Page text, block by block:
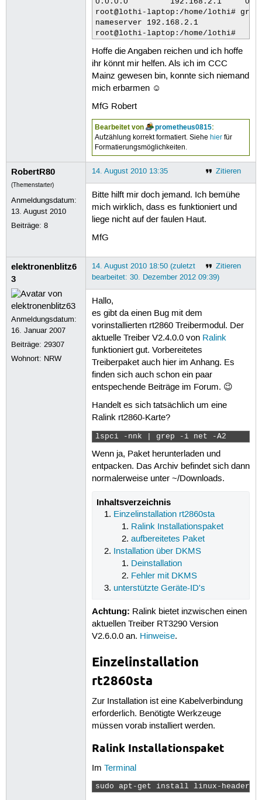
[    0.318092] pci 0000:02:00.0:
[    0.880496] pcieport
[    0.880662] pcieport
[    0.880721] pcieport
[    1.334310] input: Macintosh
[    1.336096] ehci_hcd
[    1.339983] ehci_hcd
[    1.353321] hub 1-0:1.0: 8 ports
[    1.354055] hub 2-0:1.0: 2 ports
[    1.354615] hub 3-0:1.0: 2 ports
[    1.355182] hub 4-0:1.0: 2 ports
[    1.355737] hub 5-0:1.0: 2 ports
[    1.377350] serio: i8042 KBD
[    1.377368] serio: i8042 AUX
[    1.378526] rtc_cmos 00:04: RTC
[    1.378630] rtc_cmos 00:04: rtc
[    1.378671] rtc0: alarms up to
[    1.385629] rtc_cmos 00:04:
[    1.987391] ahci 0000:00:1f.2:
[    1.987405] ahci 0000:00:1f.2:
[    2.030668] ata1: SATA max
[    2.030686] ata3: SATA max
[    2.036921] USB Mass Storage
[    2.413712] sd 0:0:0:0: [sda]
[   12.237884] udev: starting
[   12.818585] Linux agpgart
[   12.951344] agpgart-intel
[   12.954349] agpgart-intel
[   13.626607] [drm] initialized
root@lothi-laptop:/home/lothi
0.0.0.0         192.168.2.1
root@lothi-laptop:/home/lothi#
nameserver 192.168.2.1
Hoffe die Angaben reichen und ich hoffe
ihr könnt mir helfen. Als ich im CCC
Mainz gewesen bin, konnte sich niemand
mich erbarmen ☺
MfG Robert
Bearbeitet von prometheus0815:
Aufzählung korrekt formatiert. Siehe hier für
Formatierungsmöglichkeiten.
RobertR80
(Themenstarter)
Anmeldungsdatum:
13. August 2010
Beiträge:8
Zitieren
14. August 2010 13:35
Bitte hilft mir doch jemand. Ich bemühe
mich wirklich, dass es funktioniert und
liege nicht auf der faulen Haut.
MfG
elektronenblitz6
3
Anmeldungsdatum:
16. Januar 2007
Beiträge:29307
Wohnort: NRW
Zitieren
14. August 2010 18:50 (zuletzt
bearbeitet: 30. Dezember 2012 09:39)
Hallo,
es gibt da einen Bug mit dem
vorinstallierten rt2860 Treibermodul. Der
aktuelle Treiber V2.4.0.0 von Ralink
funktioniert gut. Vorbereitetes
Treiberpaket auch hier im Anhang. Es
finden sich auch schon ein paar
entspechende Beiträge im Forum. 😉
Handelt es sich tatsächlich um eine
Ralink rt2860-Karte?
lspci -nnk | grep -i net -A2
Wenn ja, Paket herunterladen und
entpacken. Das Archiv befindet sich dann
normalerweise unter ~/Downloads.
Inhaltsverzeichnis
Einzelinstallation rt2860sta
Ralink Installationspaket
aufbereitetes Paket
Installation über DKMS
Deinstallation
Fehler mit DKMS
unterstützte Geräte-ID's
Achtung: Ralink bietet inzwischen einen
aktuellen Treiber RT3290 Version
V2.6.0.0 an. Hinweise.
Einzelinstallation
rt2860sta
Zur Installation ist eine Kabelverbindung
erforderlich. Benötigte Werkzeuge
müssen vorab installiert werden.
Ralink Installationspaket
Im Terminal
sudo apt-get install linux-